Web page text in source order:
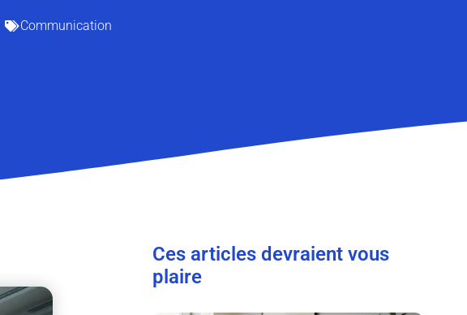
Communication
Ces articles devraient vous
plaire